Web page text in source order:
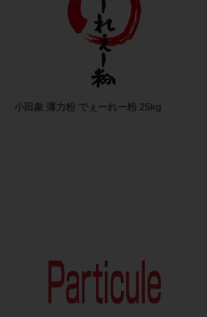
小田象 薄力粉 でぇーれー粉 25kg